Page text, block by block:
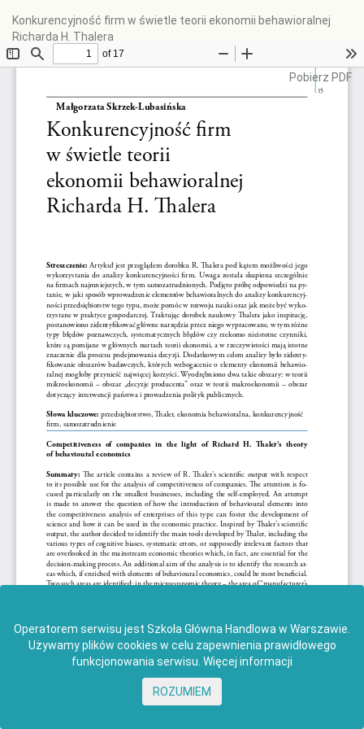
szczegółów
artykułu
Konkurencyjność firm w świetle teorii ekonomii behawioralnej
Richarda H. Thalera
Pobierz
Pobierz PDF
Operatorem serwisu jest Szkoła Główna Handlowa w Warszawie.
Używamy plików cookies w celu zapewnienia prawidłowego
funkcjonowania serwisu. Więcej informacji
ROZUMIEM